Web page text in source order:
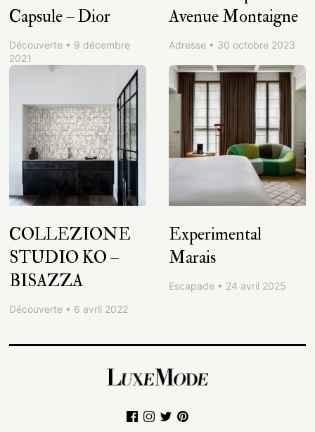
Capsule – Dior
Découverte • 9 décembre
2021
Avenue Montaigne
Adresse • 30 octobre 2023
COLLEZIONE
STUDIO KO –
BISAZZA
Découverte • 6 avril 2022
Experimental
Marais
Escapade • 24 avril 2025